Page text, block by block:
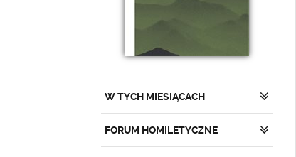
W TYCH MIESIĄCACH
FORUM HOMILETYCZNE